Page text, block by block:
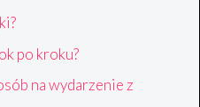
po kroku?
na wydarzenie z